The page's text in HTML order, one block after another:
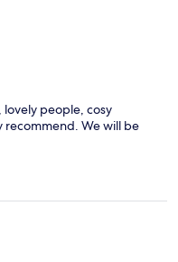
people, cosy
We will be